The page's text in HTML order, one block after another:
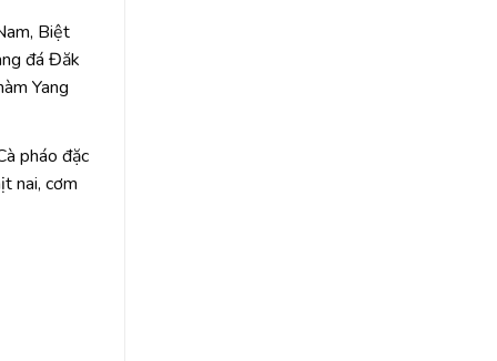
Biệt
đá Đăk
Yang
pháo đặc
nai, cơm